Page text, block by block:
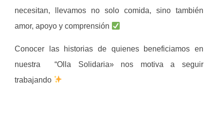
necesitan, llevamos no solo comida, sino también
amor, apoyo y comprensión
Conocer las historias de quienes beneficiamos en
nuestra “Olla Solidaria» nos motiva a seguir
trabajando